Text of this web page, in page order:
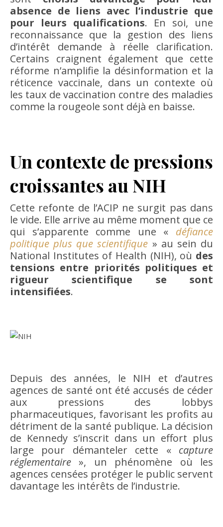
absence de liens avec l’industrie que
pour leurs qualifications. En soi, une
reconnaissance que la gestion des liens
d’intérêt demande à réelle clarification.
Certains craignent également que cette
réforme n’amplifie la désinformation et la
réticence vaccinale, dans un contexte où
les taux de vaccination contre des maladies
comme la rougeole sont déjà en baisse.
Un contexte de pressions
croissantes au NIH
Cette refonte de l’ACIP ne surgit pas dans
le vide. Elle arrive au même moment que ce
qui s’apparente comme une « défiance
politique plus que scientifique » au sein du
National Institutes of Health (NIH), où des
tensions entre priorités politiques et
rigueur scientifique se sont
intensifiées.
Depuis des années, le NIH et d’autres
agences de santé ont été accusés de céder
aux pressions des lobbys
pharmaceutiques, favorisant les profits au
détriment de la santé publique. La décision
de Kennedy s’inscrit dans un effort plus
large pour démanteler cette « capture
réglementaire », un phénomène où les
agences censées protéger le public servent
davantage les intérêts de l’industrie.